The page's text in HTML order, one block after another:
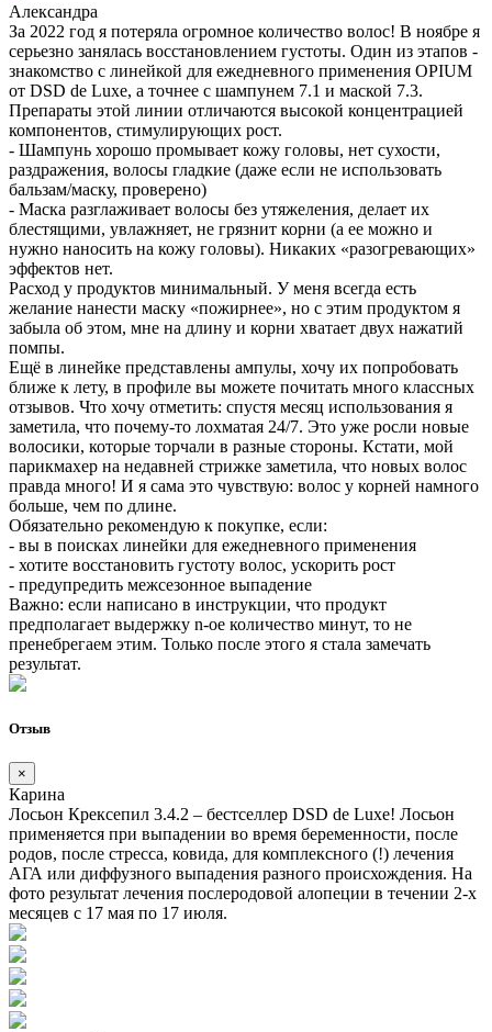
Александра
За 2022 год я потеряла огромное количество волос! В ноябре я
серьезно занялась восстановлением густоты. Один из этапов -
знакомство с линейкой для ежедневного применения OPIUM
от DSD de Luxe, а точнее с шампунем 7.1 и маской 7.3.
Препараты этой линии отличаются высокой концентрацией
компонентов, стимулирующих рост.
- Шампунь хорошо промывает кожу головы, нет сухости,
раздражения, волосы гладкие (даже если не использовать
бальзам/маску, проверено)
- Маска разглаживает волосы без утяжеления, делает их
блестящими, увлажняет, не грязнит корни (а ее можно и
нужно наносить на кожу головы). Никаких «разогревающих»
эффектов нет.
Расход у продуктов минимальный. У меня всегда есть
желание нанести маску «пожирнее», но с этим продуктом я
забыла об этом, мне на длину и корни хватает двух нажатий
помпы.
Ещё в линейке представлены ампулы, хочу их попробовать
ближе к лету, в профиле вы можете почитать много классных
отзывов. Что хочу отметить: спустя месяц использования я
заметила, что почему-то лохматая 24/7. Это уже росли новые
волосики, которые торчали в разные стороны. Кстати, мой
парикмахер на недавней стрижке заметила, что новых волос
правда много! И я сама это чувствую: волос у корней намного
больше, чем по длине.
Обязательно рекомендую к покупке, если:
- вы в поисках линейки для ежедневного применения
- хотите восстановить густоту волос, ускорить рост
- предупредить межсезонное выпадение
Важно: если написано в инструкции, что продукт
предполагает выдержку n-ое количество минут, то не
пренебрегаем этим. Только после этого я стала замечать
результат.
Отзыв
×
Карина
Лосьон Крексепил 3.4.2 – бестселлер DSD de Luxe! Лосьон
применяется при выпадении во время беременности, после
родов, после стресса, ковида, для комплексного (!) лечения
АГА или диффузного выпадения разного происхождения. На
фото результат лечения послеродовой алопеции в течении 2-х
месяцев с 17 мая по 17 июля.